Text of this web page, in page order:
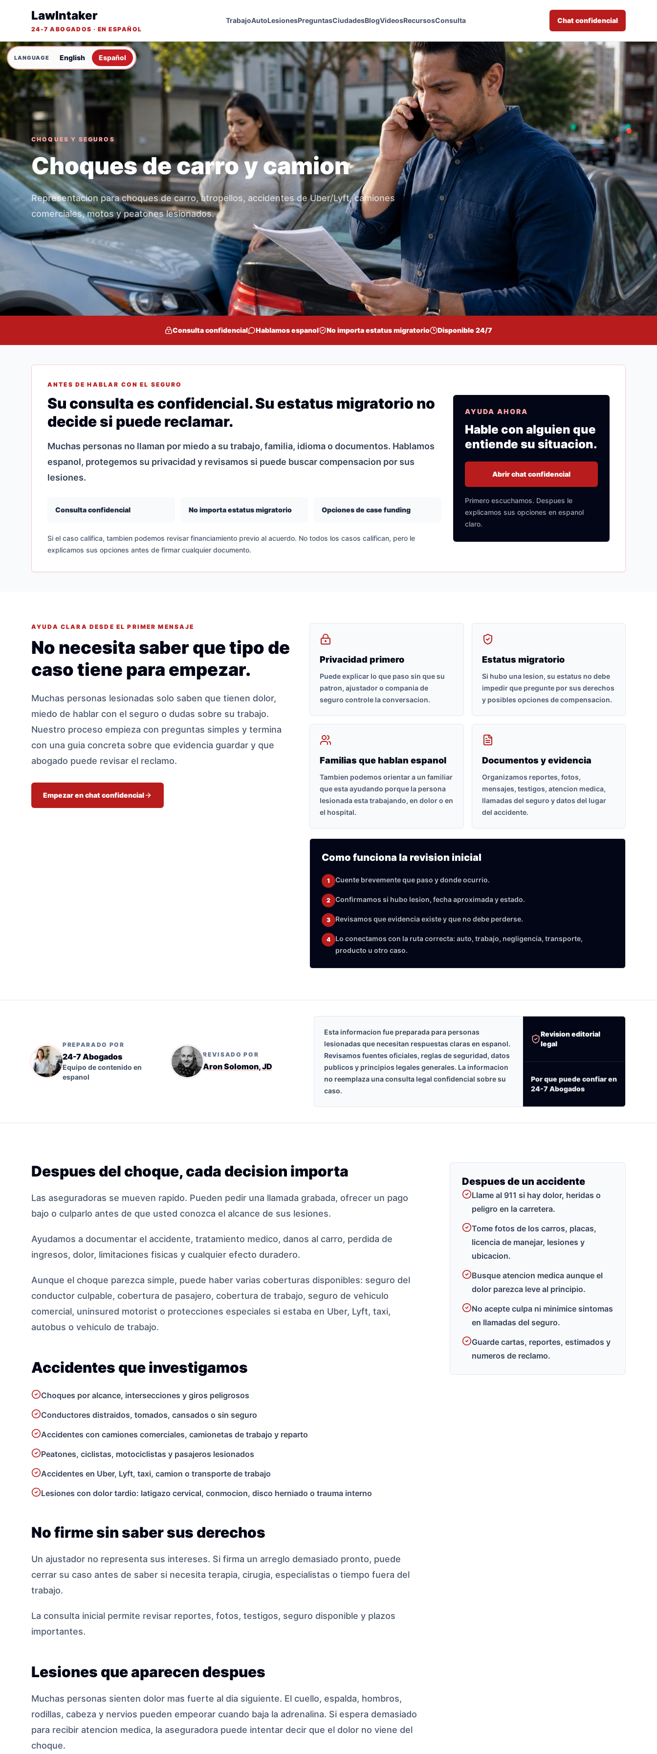
English Español
LawIntaker
24-7 ABOGADOS · EN ESPAÑOL
TrabajoAutoLesionesPreguntasCiudadesBlogVideosRecursosConsulta Chat confidencial
CHOQUES Y SEGUROS
Choques de carro y camion
Representacion para choques de carro, atropellos, accidentes de Uber/Lyft, camiones
comerciales, motos y peatones lesionados.
Consulta confidencial Hablamos espanol No importa estatus migratorio Disponible 24/7
ANTES DE HABLAR CON EL SEGURO
Su consulta es confidencial. Su estatus migratorio no
decide si puede reclamar.
Muchas personas no llaman por miedo a su trabajo, familia, idioma o documentos. Hablamos
espanol, protegemos su privacidad y revisamos si puede buscar compensacion por sus
lesiones.
Consulta confidencial No importa estatus migratorio Opciones de case funding
Si el caso califica, tambien podemos revisar financiamiento previo al acuerdo. No todos los casos califican, pero le
explicamos sus opciones antes de firmar cualquier documento.
AYUDA AHORA
Hable con alguien que
entiende su situacion.
Abrir chat confidencial
Primero escuchamos. Despues le
explicamos sus opciones en espanol
claro.
AYUDA CLARA DESDE EL PRIMER MENSAJE
No necesita saber que tipo de
caso tiene para empezar.
Muchas personas lesionadas solo saben que tienen dolor,
miedo de hablar con el seguro o dudas sobre su trabajo.
Nuestro proceso empieza con preguntas simples y termina
con una guia concreta sobre que evidencia guardar y que
abogado puede revisar el reclamo.
Empezar en chat confidencial
Privacidad primero
Puede explicar lo que paso sin que su
patron, ajustador o compania de
seguro controle la conversacion.
Estatus migratorio
Si hubo una lesion, su estatus no debe
impedir que pregunte por sus derechos
y posibles opciones de compensacion.
Familias que hablan espanol
Tambien podemos orientar a un familiar
que esta ayudando porque la persona
lesionada esta trabajando, en dolor o en
el hospital.
Documentos y evidencia
Organizamos reportes, fotos,
mensajes, testigos, atencion medica,
llamadas del seguro y datos del lugar
del accidente.
Como funciona la revision inicial
1 Cuente brevemente que paso y donde ocurrio.
2 Confirmamos si hubo lesion, fecha aproximada y estado.
3 Revisamos que evidencia existe y que no debe perderse.
4
Lo conectamos con la ruta correcta: auto, trabajo, negligencia, transporte,
producto u otro caso.
PREPARADO POR
24-7 Abogados
Equipo de contenido en
espanol
REVISADO POR
Aron Solomon, JD
Esta informacion fue preparada para personas
lesionadas que necesitan respuestas claras en espanol.
Revisamos fuentes oficiales, reglas de seguridad, datos
publicos y principios legales generales. La informacion
no reemplaza una consulta legal confidencial sobre su
caso.
Revision editorial
legal
Por que puede confiar en
24-7 Abogados
Despues del choque, cada decision importa
Las aseguradoras se mueven rapido. Pueden pedir una llamada grabada, ofrecer un pago
bajo o culparlo antes de que usted conozca el alcance de sus lesiones.
Ayudamos a documentar el accidente, tratamiento medico, danos al carro, perdida de
ingresos, dolor, limitaciones fisicas y cualquier efecto duradero.
Aunque el choque parezca simple, puede haber varias coberturas disponibles: seguro del
conductor culpable, cobertura de pasajero, cobertura de trabajo, seguro de vehiculo
comercial, uninsured motorist o protecciones especiales si estaba en Uber, Lyft, taxi,
autobus o vehiculo de trabajo.
Accidentes que investigamos
Choques por alcance, intersecciones y giros peligrosos
Conductores distraidos, tomados, cansados o sin seguro
Accidentes con camiones comerciales, camionetas de trabajo y reparto
Peatones, ciclistas, motociclistas y pasajeros lesionados
Accidentes en Uber, Lyft, taxi, camion o transporte de trabajo
Lesiones con dolor tardio: latigazo cervical, conmocion, disco herniado o trauma interno
No firme sin saber sus derechos
Un ajustador no representa sus intereses. Si firma un arreglo demasiado pronto, puede
cerrar su caso antes de saber si necesita terapia, cirugia, especialistas o tiempo fuera del
trabajo.
La consulta inicial permite revisar reportes, fotos, testigos, seguro disponible y plazos
importantes.
Lesiones que aparecen despues
Muchas personas sienten dolor mas fuerte al dia siguiente. El cuello, espalda, hombros,
rodillas, cabeza y nervios pueden empeorar cuando baja la adrenalina. Si espera demasiado
para recibir atencion medica, la aseguradora puede intentar decir que el dolor no viene del
choque.
Despues de un accidente
Llame al 911 si hay dolor, heridas o
peligro en la carretera.
Tome fotos de los carros, placas,
licencia de manejar, lesiones y
ubicacion.
Busque atencion medica aunque el
dolor parezca leve al principio.
No acepte culpa ni minimice sintomas
en llamadas del seguro.
Guarde cartas, reportes, estimados y
numeros de reclamo.